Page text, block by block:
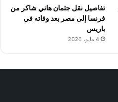
تفاصيل نقل جثمان هاني شاكر من
فرنسا إلى مصر بعد وفاته في
باريس
4 مايو، 2026